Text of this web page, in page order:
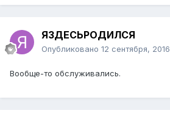
ЯЗДЕСЬРОДИЛСЯ
Опубликовано 12 сентября, 2016
Вообще-то обслуживались.